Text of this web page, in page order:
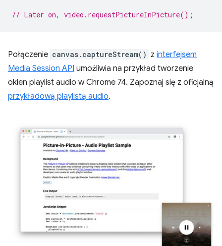
// Later on, video.requestPictureInPicture();
Połączenie canvas.captureStream() z interfejsem
Media Session API umożliwia na przykład tworzenie
okien playlist audio w Chrome 74. Zapoznaj się z oficjalną
przykładową playlistą audio.